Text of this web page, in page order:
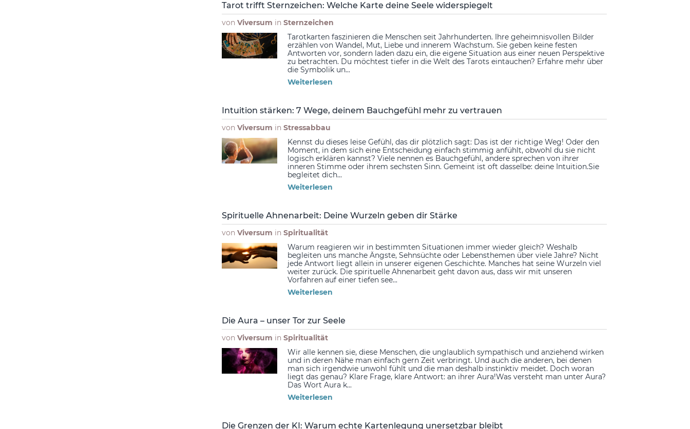
Tarot trifft Sternzeichen: Welche Karte deine Seele widerspiegelt
von Viversum in Sternzeichen
Tarotkarten faszinieren die Menschen seit Jahrhunderten. Ihre geheimnisvollen Bilder
erzählen von Wandel, Mut, Liebe und innerem Wachstum. Sie geben keine festen
Antworten vor, sondern laden dazu ein, die eigene Situation aus einer neuen Perspektive
zu betrachten. Du möchtest tiefer in die Welt des Tarots eintauchen? Erfahre mehr über
die Symbolik un...
Weiterlesen
Intuition stärken: 7 Wege, deinem Bauchgefühl mehr zu vertrauen
von Viversum in Stressabbau
Kennst du dieses leise Gefühl, das dir plötzlich sagt: Das ist der richtige Weg! Oder den
Moment, in dem sich eine Entscheidung einfach stimmig anfühlt, obwohl du sie nicht
logisch erklären kannst? Viele nennen es Bauchgefühl, andere sprechen von ihrer
inneren Stimme oder ihrem sechsten Sinn. Gemeint ist oft dasselbe: deine Intuition.Sie
begleitet dich...
Weiterlesen
Spirituelle Ahnenarbeit: Deine Wurzeln geben dir Stärke
von Viversum in Spiritualität
Warum reagieren wir in bestimmten Situationen immer wieder gleich? Weshalb
begleiten uns manche Ängste, Sehnsüchte oder Lebensthemen über viele Jahre? Nicht
jede Antwort liegt allein in unserer eigenen Geschichte. Manches hat seine Wurzeln viel
weiter zurück. Die spirituelle Ahnenarbeit geht davon aus, dass wir mit unseren
Vorfahren auf einer tiefen see...
Weiterlesen
Die Aura – unser Tor zur Seele
von Viversum in Spiritualität
Wir alle kennen sie, diese Menschen, die unglaublich sympathisch und anziehend wirken
und in deren Nähe man einfach gern Zeit verbringt. Und auch die anderen, bei denen
man sich irgendwie unwohl fühlt und die man deshalb instinktiv meidet. Doch woran
liegt das genau? Klare Frage, klare Antwort: an ihrer Aura!Was versteht man unter Aura?
Das Wort Aura k...
Weiterlesen
Die Grenzen der KI: Warum echte Kartenlegung unersetzbar bleibt